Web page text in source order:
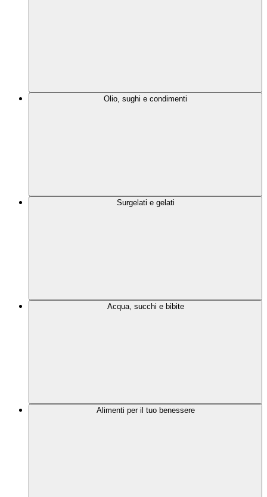
Olio, sughi e condimenti
Surgelati e gelati
Acqua, succhi e bibite
Alimenti per il tuo benessere